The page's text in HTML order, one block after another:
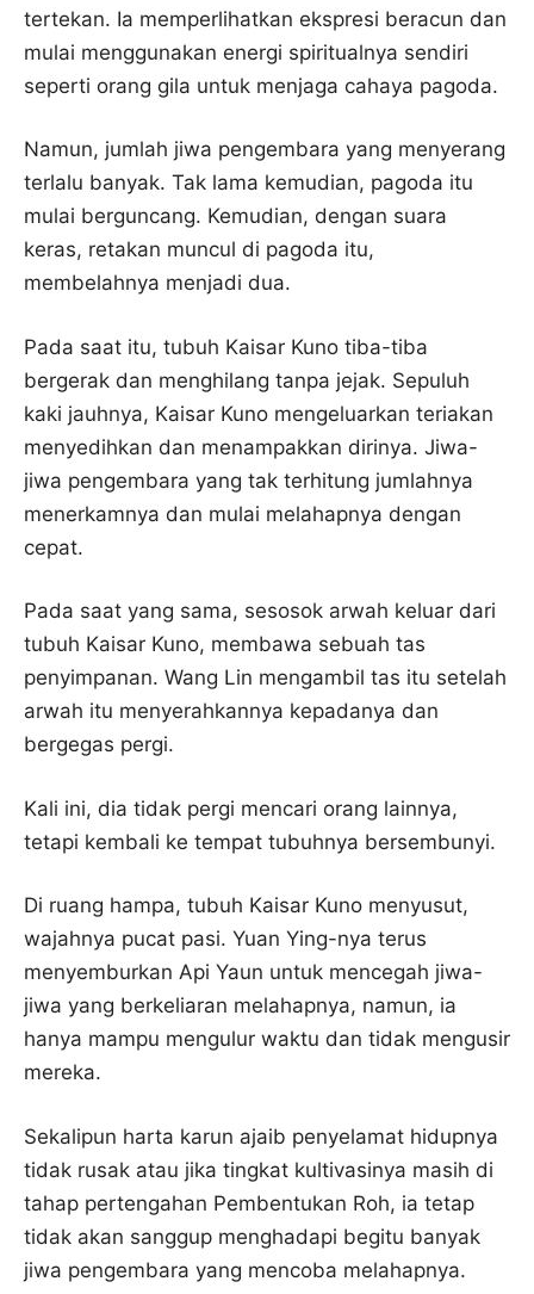
tertekan. Ia memperlihatkan ekspresi beracun dan
mulai menggunakan energi spiritualnya sendiri
seperti orang gila untuk menjaga cahaya pagoda.
Namun, jumlah jiwa pengembara yang menyerang
terlalu banyak. Tak lama kemudian, pagoda itu
mulai berguncang. Kemudian, dengan suara
keras, retakan muncul di pagoda itu,
membelahnya menjadi dua.
Pada saat itu, tubuh Kaisar Kuno tiba-tiba
bergerak dan menghilang tanpa jejak. Sepuluh
kaki jauhnya, Kaisar Kuno mengeluarkan teriakan
menyedihkan dan menampakkan dirinya. Jiwa-
jiwa pengembara yang tak terhitung jumlahnya
menerkamnya dan mulai melahapnya dengan
cepat.
Pada saat yang sama, sesosok arwah keluar dari
tubuh Kaisar Kuno, membawa sebuah tas
penyimpanan. Wang Lin mengambil tas itu setelah
arwah itu menyerahkannya kepadanya dan
bergegas pergi.
Kali ini, dia tidak pergi mencari orang lainnya,
tetapi kembali ke tempat tubuhnya bersembunyi.
Di ruang hampa, tubuh Kaisar Kuno menyusut,
wajahnya pucat pasi. Yuan Ying-nya terus
menyemburkan Api Yaun untuk mencegah jiwa-
jiwa yang berkeliaran melahapnya, namun, ia
hanya mampu mengulur waktu dan tidak mengusir
mereka.
Sekalipun harta karun ajaib penyelamat hidupnya
tidak rusak atau jika tingkat kultivasinya masih di
tahap pertengahan Pembentukan Roh, ia tetap
tidak akan sanggup menghadapi begitu banyak
jiwa pengembara yang mencoba melahapnya.